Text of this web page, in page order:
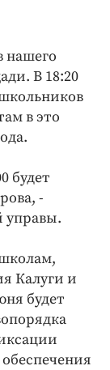
нашего
В 18:20
в это
будет
-
управы.
Калуги и
будет